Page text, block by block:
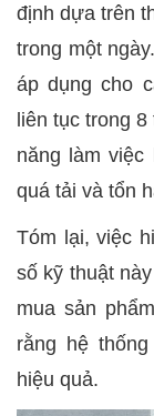
định dựa trên
trong một
áp dụng cho
liên tục trong
năng làm
quá tải và tổn
Tóm lại, việc
số kỹ thuật
mua sản
rằng hệ
hiệu quả.